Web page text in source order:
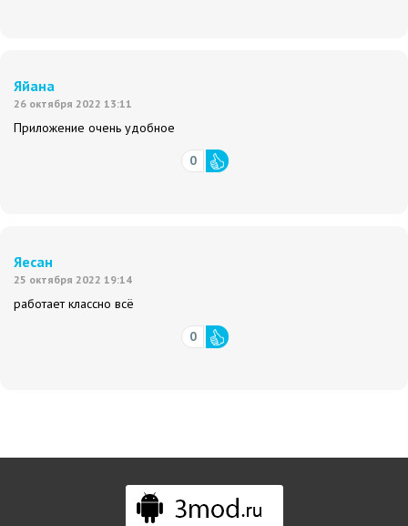
Яйана
26 октября 2022 13:11
Приложение очень удобное
0
Яесан
25 октября 2022 19:14
работает классно всё
0